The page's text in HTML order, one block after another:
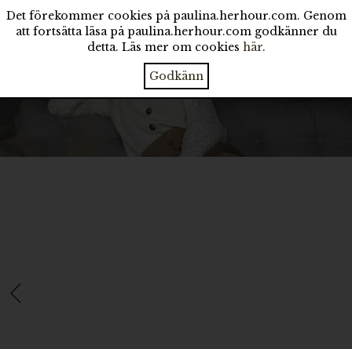
Det förekommer cookies på paulina.herhour.com. Genom
att fortsätta läsa på paulina.herhour.com godkänner du
detta. Läs mer om cookies här.
Godkänn